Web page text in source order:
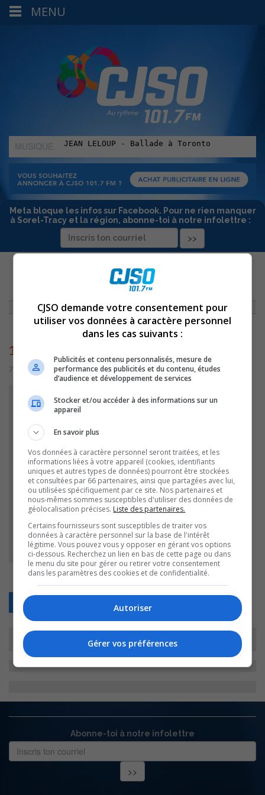
MUSIQUE
:
Meta bloque les infos sur Facebook. Pour ne rien manquer
à Sorel-Tracy et la région, abonne-toi à notre infolettre :
CAPSULE DU 6 MAI 2016
10986
7 juillet 2016 | Par admin
Abonne-toi à notre infolettre
MENU
CJSO demande votre consentement pour
utiliser vos données à caractère personnel
dans les cas suivants :
Publicités et contenu personnalisés, mesure de
performance des publicités et du contenu, études
d’audience et développement de services
Stocker et/ou accéder à des informations sur un
appareil
En savoir plus
Vos données à caractère personnel seront traitées, et les
informations liées à votre appareil (cookies, identifiants
uniques et autres types de données) pourront être stockées
et consultées par 66 partenaires, ainsi que partagées avec lui,
ou utilisées spécifiquement par ce site. Nos partenaires et
nous-mêmes sommes susceptibles d'utiliser des données de
géolocalisation précises. Liste des partenaires.
Certains fournisseurs sont susceptibles de traiter vos
données à caractère personnel sur la base de l'intérêt
légitime. Vous pouvez vous y opposer en gérant vos options
ci-dessous. Recherchez un lien en bas de cette page ou dans
le menu du site pour gérer ou retirer votre consentement
dans les paramètres des cookies et de confidentialité.
Autoriser
Gérer vos préférences